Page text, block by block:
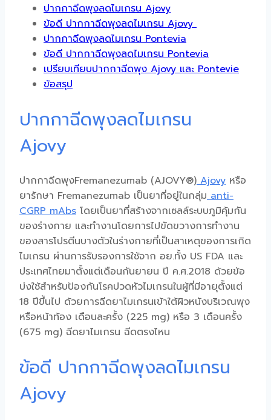
ปากกาฉีดพุงลดไมเกรน Ajovy
ข้อดี ปากกาฉีดพุงลดไมเกรน Ajovy
ปากกาฉีดพุงลดไมเกรน Pontevia
ข้อดี ปากกาฉีดพุงลดไมเกรน Pontevia
เปรียบเทียบปากกาฉีดพุง Ajovy และ Pontevie
ข้อสรุป
ปากกาฉีดพุงลดไมเกรน
Ajovy
ปากกาฉีดพุงFremanezumab (AJOVY®) Ajovy หรือ
ยารักษา Fremanezumab เป็นยาที่อยู่ในกลุ่ม anti-
CGRP mAbs โดยเป็นยาที่สร้างจากเซลล์ระบบภูมิคุ้มกัน
ของร่างกาย และทำงานโดยการไปขัดขวางการทำงาน
ของสารโปรตีนบางตัวในร่างกายที่เป็นสาเหตุของการเกิด
ไมเกรน ผ่านการรับรองการใช้จาก อย.ทั้ง US FDA และ
ประเทศไทยมาตั้งแต่เดือนกันยายน ปี ค.ศ.2018 ด้วยข้อ
บ่งใช้สำหรับป้องกันโรคปวดหัวไมเกรนในผู้ที่มีอายุตั้งแต่
18 ปีขึ้นไป ด้วยการฉีดยาไมเกรนเข้าใต้ผิวหนังบริเวณพุง
หรือหน้าท้อง เดือนละครั้ง (225 mg) หรือ 3 เดือนครั้ง
(675 mg) ฉีดยาไมเกรน ฉีดตรงไหน
ข้อดี ปากกาฉีดพุงลดไมเกรน
Ajovy